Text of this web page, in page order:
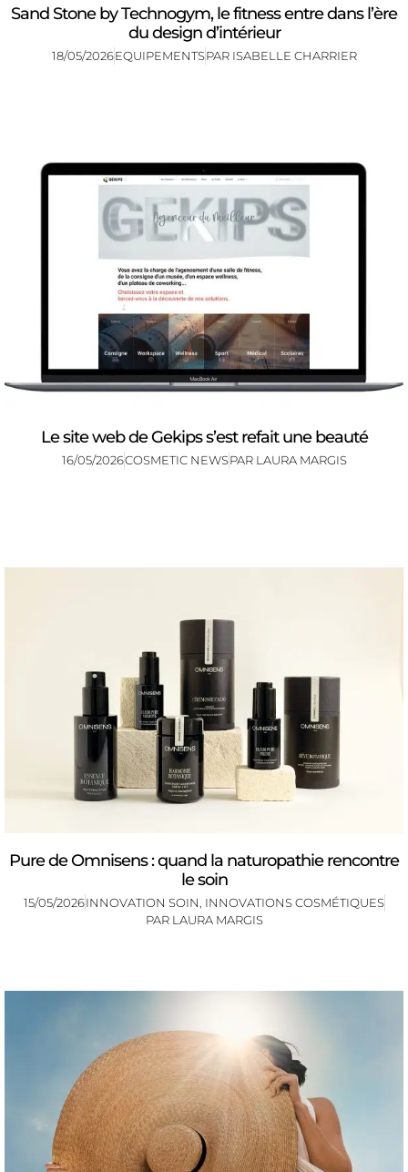
Sand Stone by Technogym, le fitness entre dans l’ère
du design d’intérieur
18/05/2026EQUIPEMENTSPAR ISABELLE CHARRIER
Le site web de Gekips s’est refait une beauté
16/05/2026COSMETIC NEWSPAR LAURA MARGIS
Pure de Omnisens : quand la naturopathie rencontre
le soin
15/05/2026INNOVATION SOIN INNOVATIONS COSMÉTIQUES
PAR LAURA MARGIS